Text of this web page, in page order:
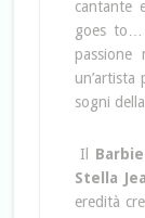
cantante
goes to…
un’artista
sogni
Il
Stella
eredità